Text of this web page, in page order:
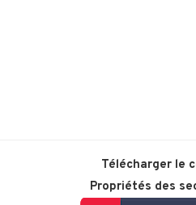
Télécharger le
Propriétés des